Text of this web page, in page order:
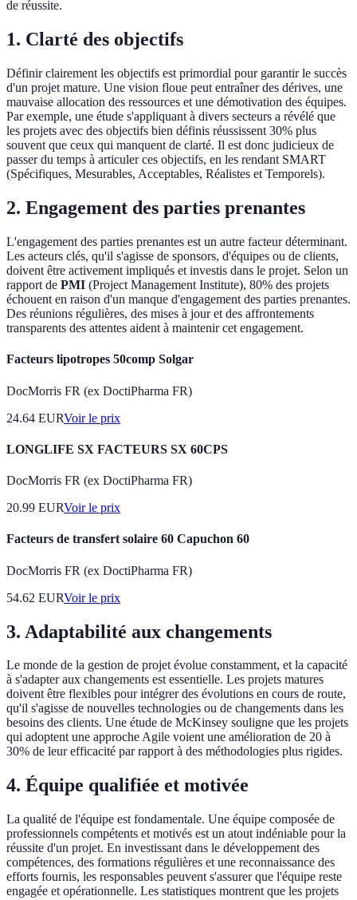
de réussite.
1. Clarté des objectifs
Définir clairement les objectifs est primordial pour garantir le succès
d'un projet mature. Une vision floue peut entraîner des dérives, une
mauvaise allocation des ressources et une démotivation des équipes.
Par exemple, une étude s'appliquant à divers secteurs a révélé que
les projets avec des objectifs bien définis réussissent 30% plus
souvent que ceux qui manquent de clarté. Il est donc judicieux de
passer du temps à articuler ces objectifs, en les rendant SMART
(Spécifiques, Mesurables, Acceptables, Réalistes et Temporels).
2. Engagement des parties prenantes
L'engagement des parties prenantes est un autre facteur déterminant.
Les acteurs clés, qu'il s'agisse de sponsors, d'équipes ou de clients,
doivent être activement impliqués et investis dans le projet. Selon un
rapport de PMI (Project Management Institute), 80% des projets
échouent en raison d'un manque d'engagement des parties prenantes.
Des réunions régulières, des mises à jour et des affrontements
transparents des attentes aident à maintenir cet engagement.
Facteurs lipotropes 50comp Solgar
DocMorris FR (ex DoctiPharma FR)
24.64 EURVoir le prix
LONGLIFE SX FACTEURS SX 60CPS
DocMorris FR (ex DoctiPharma FR)
20.99 EURVoir le prix
Facteurs de transfert solaire 60 Capuchon 60
DocMorris FR (ex DoctiPharma FR)
54.62 EURVoir le prix
3. Adaptabilité aux changements
Le monde de la gestion de projet évolue constamment, et la capacité
à s'adapter aux changements est essentielle. Les projets matures
doivent être flexibles pour intégrer des évolutions en cours de route,
qu'il s'agisse de nouvelles technologies ou de changements dans les
besoins des clients. Une étude de McKinsey souligne que les projets
qui adoptent une approche Agile voient une amélioration de 20 à
30% de leur efficacité par rapport à des méthodologies plus rigides.
4. Équipe qualifiée et motivée
La qualité de l'équipe est fondamentale. Une équipe composée de
professionnels compétents et motivés est un atout indéniable pour la
réussite d'un projet. En investissant dans le développement des
compétences, des formations régulières et une reconnaissance des
efforts fournis, les responsables peuvent s'assurer que l'équipe reste
engagée et opérationnelle. Les statistiques montrent que les projets